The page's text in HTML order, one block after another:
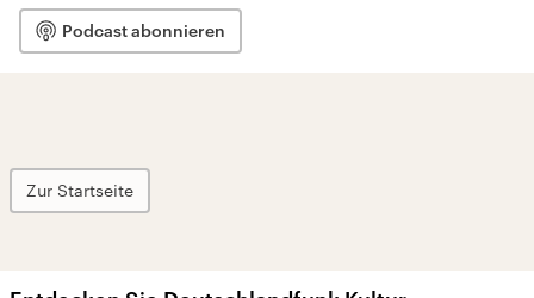
Podcast abonnieren
Zur Startseite